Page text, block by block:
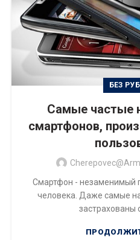
БЕЗ
Самые частые
смартфонов,
Смартфон - незаменимый
человека. Даже самые
застрахованы